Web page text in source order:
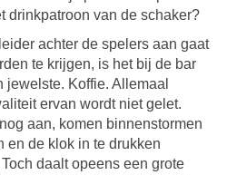
drinkpatroon van de schaker?
achter de spelers aan gaat
te krijgen, is het bij de bar
Koffie. Allemaal
ervan wordt niet gelet.
aan, komen binnenstormen
en de klok in te drukken
daalt opeens een grote